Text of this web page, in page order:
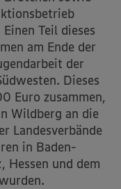
Teil dieses
am Ende der
der
Dieses
Euro zusammen,
Wildberg an die
Landesverbände
in Baden-
Hessen und dem